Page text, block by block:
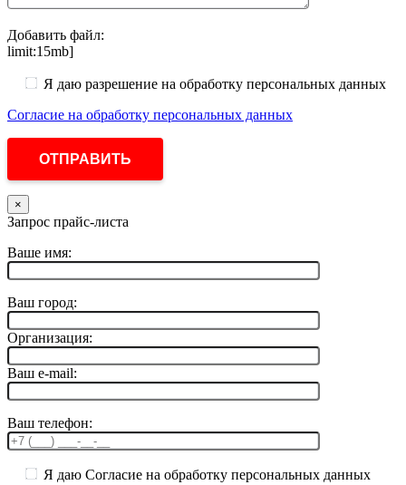
Добавить файл:
limit:15mb]
Я даю разрешение на обработку персональных данных
Согласие на обработку персональных данных
×
Запрос прайс-листа
Ваше имя:
Ваш город:
Организация:
Ваш e-mail:
Ваш телефон:
Я даю Согласие на обработку персональных данных